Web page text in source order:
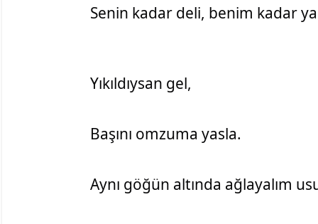
Senin kadar deli, benim kadar
Yıkıldıysan gel,
Başını omzuma yasla.
Aynı göğün altında ağlayalım